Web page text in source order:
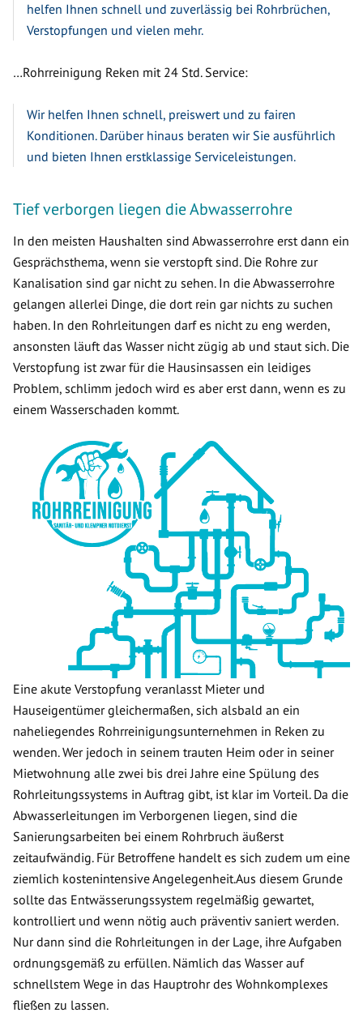
helfen Ihnen schnell und zuverlässig bei Rohrbrüchen,
Verstopfungen und vielen mehr.
…Rohrreinigung Reken mit 24 Std. Service:
Wir helfen Ihnen schnell, preiswert und zu fairen
Konditionen. Darüber hinaus beraten wir Sie ausführlich
und bieten Ihnen erstklassige Serviceleistungen.
Tief verborgen liegen die Abwasserrohre
In den meisten Haushalten sind Abwasserrohre erst dann ein
Gesprächsthema, wenn sie verstopft sind. Die Rohre zur
Kanalisation sind gar nicht zu sehen. In die Abwasserrohre
gelangen allerlei Dinge, die dort rein gar nichts zu suchen
haben. In den Rohrleitungen darf es nicht zu eng werden,
ansonsten läuft das Wasser nicht zügig ab und staut sich. Die
Verstopfung ist zwar für die Hausinsassen ein leidiges
Problem, schlimm jedoch wird es aber erst dann, wenn es zu
einem Wasserschaden kommt.
Eine akute Verstopfung veranlasst Mieter und
Hauseigentümer gleichermaßen, sich alsbald an ein
naheliegendes Rohrreinigungsunternehmen in Reken zu
wenden. Wer jedoch in seinem trauten Heim oder in seiner
Mietwohnung alle zwei bis drei Jahre eine Spülung des
Rohrleitungssystems in Auftrag gibt, ist klar im Vorteil. Da die
Abwasserleitungen im Verborgenen liegen, sind die
Sanierungsarbeiten bei einem Rohrbruch äußerst
zeitaufwändig. Für Betroffene handelt es sich zudem um eine
ziemlich kostenintensive Angelegenheit.Aus diesem Grunde
sollte das Entwässerungssystem regelmäßig gewartet,
kontrolliert und wenn nötig auch präventiv saniert werden.
Nur dann sind die Rohrleitungen in der Lage, ihre Aufgaben
ordnungsgemäß zu erfüllen. Nämlich das Wasser auf
schnellstem Wege in das Hauptrohr des Wohnkomplexes
fließen zu lassen.